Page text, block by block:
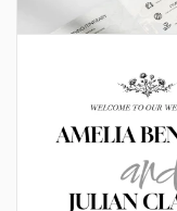
Hochzeitsplan
Hochzeitsplan